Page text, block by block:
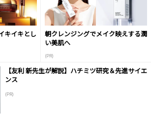
キイキとし
朝クレンジングでメイク映えする潤
い美肌へ
(PR)
【友利 新先生が解説】ハチミツ研究＆先進サイエ
ンス
(PR)